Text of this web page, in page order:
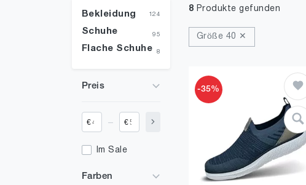
Bekleidung 124
Schuhe 95
Flache Schuhe 8
Preis
€ €
Im Sale
Farben
8 Produkte gefunden
Größe 40 ✕
-35%